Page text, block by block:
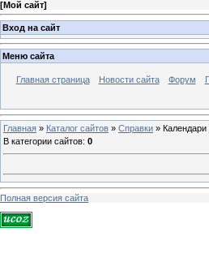
[Мой сайт]
Вход на сайт
Меню сайта
Главная страница Новости сайта Форум
Главная » Каталог сайтов » Справки » Календари
В категории сайтов: 0
Полная версия сайта